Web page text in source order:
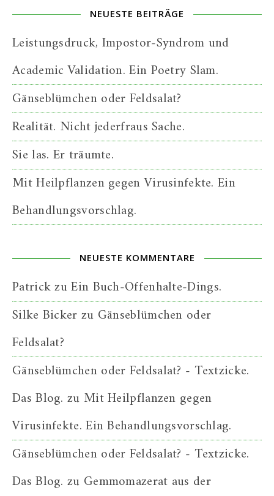
NEUESTE BEITRÄGE
Leistungsdruck, Impostor-Syndrom und
Academic Validation. Ein Poetry Slam.
Gänseblümchen oder Feldsalat?
Realität. Nicht jederfraus Sache.
Sie las. Er träumte.
Mit Heilpflanzen gegen Virusinfekte. Ein
Behandlungsvorschlag.
NEUESTE KOMMENTARE
PatrickzuEin Buch-Offenhalte-Dings.
Silke Bickerzu Gänseblümchen oder
Feldsalat?
Gänseblümchen oder Feldsalat? - Textzicke.
Das Blog. zu Mit Heilpflanzen gegen
Virusinfekte. Ein Behandlungsvorschlag.
Gänseblümchen oder Feldsalat? - Textzicke.
Das Blog. zu Gemmomazerat aus der